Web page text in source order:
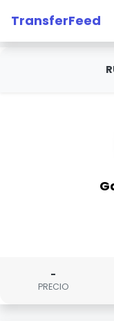
TransferFeed
-
PRECIO